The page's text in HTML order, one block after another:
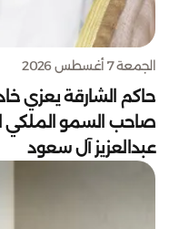
الجمعة 7 أغسطس 2026
حاكم الشارقة يعزي
صاحب السمو الملكي
عبدالعزيز آل سعود